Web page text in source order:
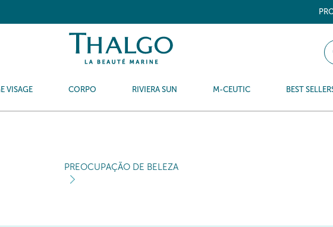
VISAGE CORPO RIVIERA SUN M-CEUTIC BEST
PREOCUPAÇÃO DE BELEZA